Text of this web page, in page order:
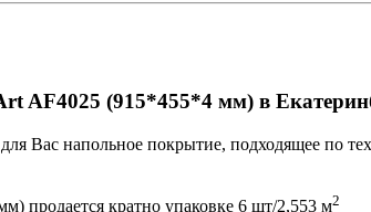
AF4025 (915*455*4 мм) в
Вас напольное покрытие, подходящее по
продается кратно упаковке 6 шт/2,553 м2